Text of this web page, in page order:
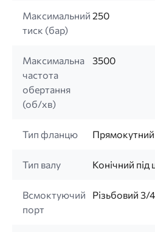
Максимальний
тиск (бар)
250
Максимальна
частота
обертання
(об/хв)
3500
Тип фланцю
Тип валу Конічний
Всмоктуючий
порт
Різьбовий 3/